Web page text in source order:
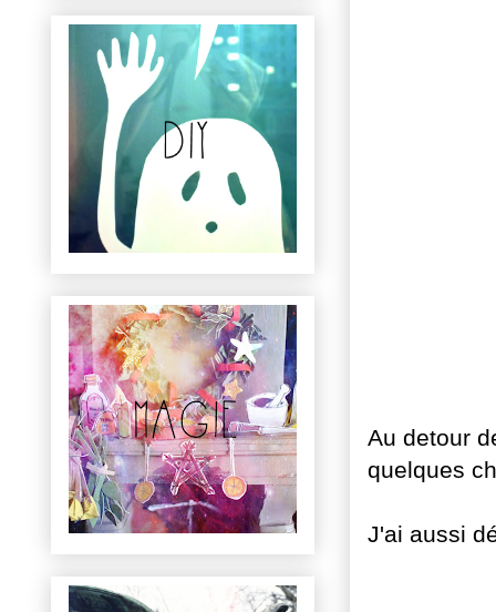
Au detour
quelques
J'ai aussi